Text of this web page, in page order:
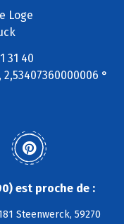
Loge
31 40
2,53407360000006 °
est proche de :
Steenwerck, 59270